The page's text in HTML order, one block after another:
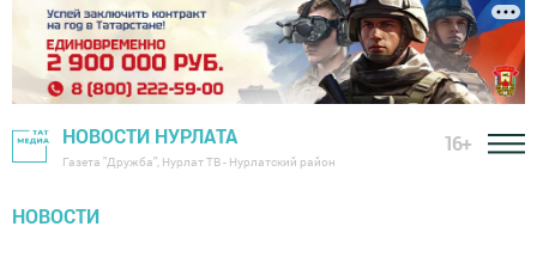
НОВОСТИ НУРЛАТА
Газета "Дружба", Нурлат ТВ - Нурлатский район
16+
НОВОСТИ